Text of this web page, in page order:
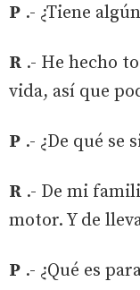
P .- ¿Tiene
R .- He hecho
vida, así que
P .- ¿De qué se
R .- De mi
motor. Y de
P .- ¿Qué es